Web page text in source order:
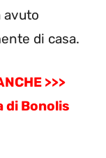
avuto
di casa.
>>>
di Bonolis